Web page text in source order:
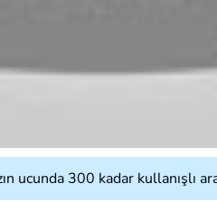
ucunda 300 kadar kullanışlı